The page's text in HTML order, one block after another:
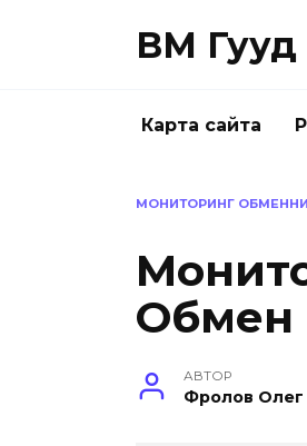
ВМ Гууд
Карта сайта
МОНИТОРИНГ
Обмен
АВТОР
Фролов Олег